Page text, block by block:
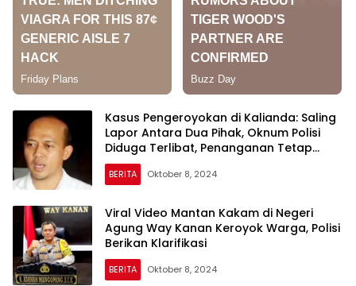
Kasus Pengeroyokan di Kalianda: Saling
Lapor Antara Dua Pihak, Oknum Polisi
Diduga Terlibat, Penanganan Tetap
Berjalan Profesional
BERITA Oktober 8, 2024
Viral Video Mantan Kakam di Negeri
Agung Way Kanan Keroyok Warga, Polisi
Berikan Klarifikasi
BERITA Oktober 8, 2024